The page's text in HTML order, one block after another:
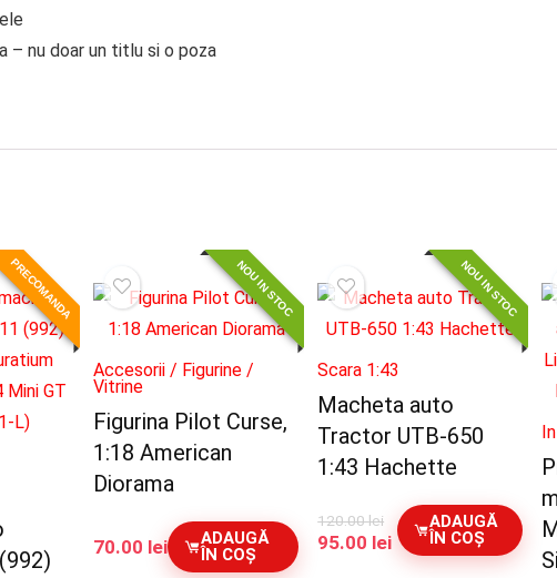
nu doar un titlu si o poza
PRECOMANDA NOU IN STOC
Accesorii / Figurine /
Vitrine
Figurina Pilot Curse,
1:18 American
Diorama
70.00 lei
ADAUGĂ
ÎN COȘ
NOU IN STOC
Scara 1:43
Macheta auto
Tractor UTB-650
1:43 Hachette
120.00lei
Prețul
95.00 leiPrețul
curent
ADAUGĂ
ÎN COȘ